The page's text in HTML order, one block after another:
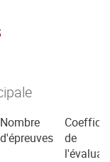
Nombre
d'épreuves
de